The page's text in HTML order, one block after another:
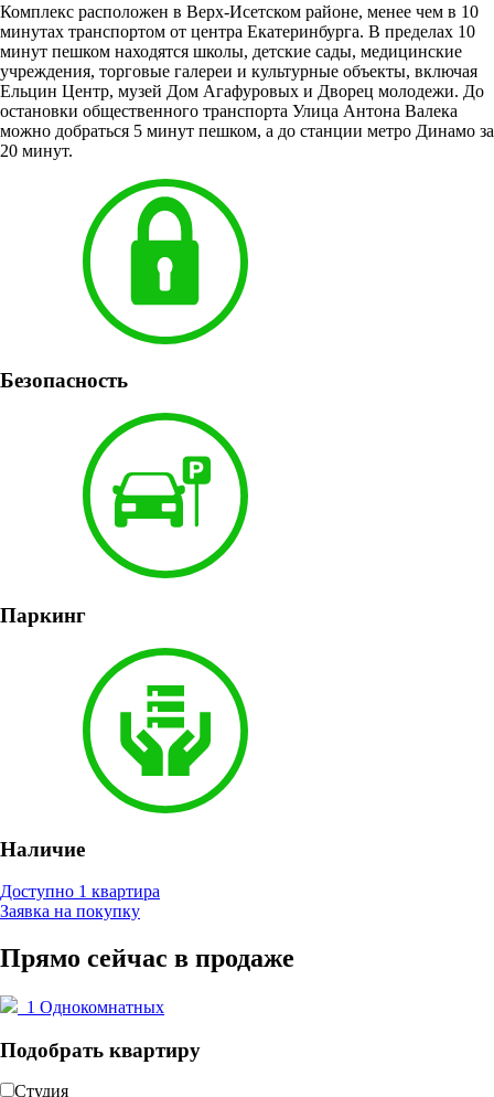
Комплекс расположен в Верх-Исетском районе, менее чем в 10
минутах транспортом от центра Екатеринбурга. В пределах 10
минут пешком находятся школы, детские сады, медицинские
учреждения, торговые галереи и культурные объекты, включая
Ельцин Центр, музей Дом Агафуровых и Дворец молодежи. До
остановки общественного транспорта Улица Антона Валека
можно добраться 5 минут пешком, а до станции метро Динамо за
20 минут.
Безопасность
Паркинг
Наличие
Доступно 1 квартира
Заявка на покупку
Прямо сейчас в продаже
1 Однокомнатных
Подобрать квартиру
Студия